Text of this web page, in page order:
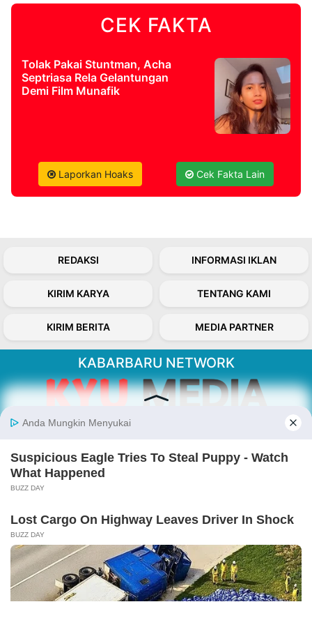
2026
CEK FAKTA
Tolak Pakai Stuntman, Acha
Septriasa Rela Gelantungan
Demi Film Munafik
Laporkan Hoaks Cek Fakta Lain
REDAKSI INFORMASI IKLAN
KIRIM KARYA TENTANG KAMI
KIRIM BERITA MEDIA PARTNER
KABARBARU NETWORK
Kabarbaru.co menyajikan berita aktual dan
Follow Kabarbaru